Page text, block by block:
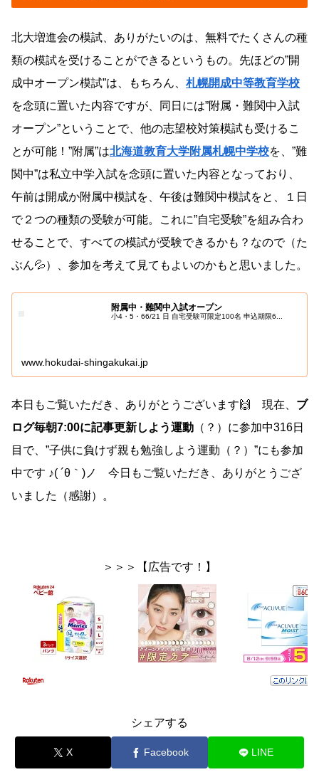
北大増進会の模試、ありがたいのは、無料でたくさんの種
類の模試を受けることができるというもの。先ほどの”開
成中オープン模試”は、もちろん、 札幌開成中等教育学校
を念頭に置いた内容ですが、同日には”附属・難関中入試
オープン”ということで、他の志望校対策模試も受けるこ
とが可能！”附属”は北海道教育大学附属札幌中学校を、”難
関中”は私立中学入試を念頭に置いた内容となっており、
午前は開成か附属中模試を、午後は難関中模試をと、１日
で２つの種類の受験が可能。これに”自宅受験”を組み合わ
せることで、すべての模試が受験できるかも？なので（た
ぶん💦）、参加を考えて見てもよいのかもと思いました。
附属中・難関中入試オープン
小4・5・66/21 日 自宅受験可限定100名 申込期限6...
www.hokudai-shingakukai.jp
本日もご覧いただき、ありがとうございます🙌 現在、 ブ
ログ毎朝7:00に記事更新しよう運動 （？）に参加中316日
目で、”子供に負けず親も勉強しよう運動（？）”にも参加
中です ♪( ´θ｀)ノ 今日もご覧いただき、ありがとうござ
いました（感謝）。
＞＞＞【広告です！】
シェアする
X Facebook LINE